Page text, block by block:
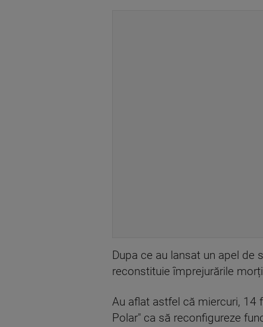
Dupa ce au lansat un apel de
reconstituie împrejurările
Au aflat astfel că miercuri, 14
Polar" ca să reconfigureze